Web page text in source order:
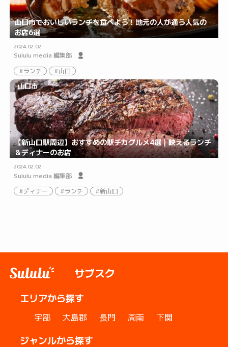
山口市でおいしいランチを食べよう！地元の人が通う人気の
お店6選
2024.02.02
Sululu media 編集部
ランチ
山口
山口市
【新山口駅周辺】おすすめの駅チカグルメ4選｜映えるランチ
＆ディナーのお店
2024.02.02
Sululu media 編集部
ディナー
ランチ 新山口
サブスク
エリアから探す
宇部 大島郡 長門 周南 下関
ジャンルから探す